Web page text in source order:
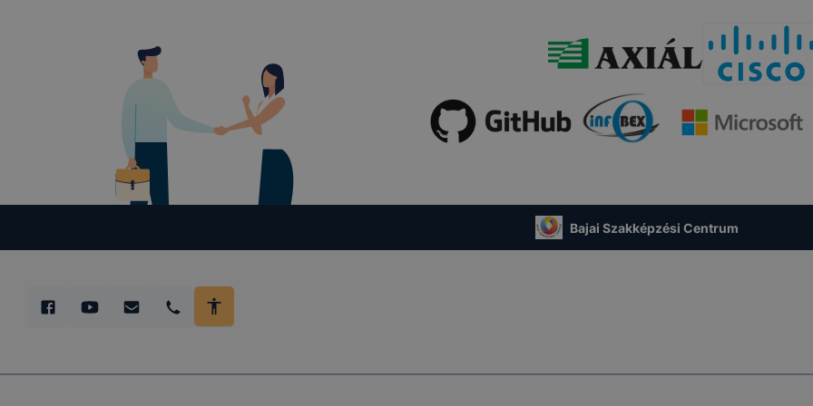
Bajai Szakképzési Centrum
A használt cookie-val kapcsolatos adatvédelmi információkat az
Cookie típusa Adatkezelés jogalapja
A 2001. évi CVIII. törvény
(Elkertv.) 13/A. § (3)
bekezdésében foglalt